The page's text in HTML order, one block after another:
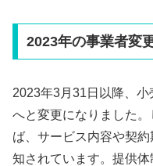
2023年の事業者変
2023年3月31日以降、
へと変更になりました
ば、サービス内容や契
知されています。提供